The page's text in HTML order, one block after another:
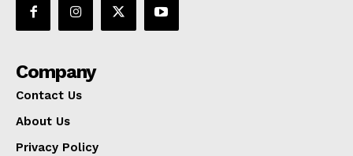
Company
Contact Us
About Us
Privacy Policy